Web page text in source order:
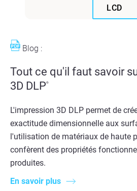
Blog :
Tout ce qu'il faut savoir
3D DLP®
L'impression 3D DLP permet de
exactitude dimensionnelle aux
l'utilisation de matériaux de haute
confèrent des propriétés
produites.
En savoir plus
LCD